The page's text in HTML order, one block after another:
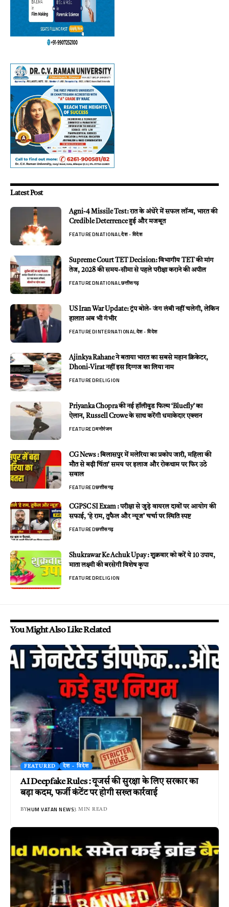
Latest Post
Agni-4 Missile Test: रात के अंधेरे में सफल लॉन्च, भारत की
Credible Deterrence हुई और मजबूत
FEATUREDNATIONALदेश - विदेश
Supreme Court TET Decision: विभागीय TET की मांग
तेज, 2028 की समय-सीमा से पहले परीक्षा कराने की अपील
FEATUREDNATIONALछत्तीसगढ़
US Iran War Update: ट्रंप बोले- जंग लंबी नहीं चलेगी, लेकिन
हालात अब भी गंभीर
FEATUREDINTERNATIONALदेश - विदेश
Ajinkya Rahane ने बताया भारत का सबसे महान क्रिकेटर,
Dhoni-Virat नहीं इस दिग्गज का लिया नाम
FEATUREDRELIGION
Priyanka Chopra की नई हॉलीवुड फिल्म ‘Bluefly’ का
ऐलान, Russell Crowe के साथ करेंगी धमाकेदार एक्शन
FEATUREDमनोरंजन
CG News : बिलासपुर में मलेरिया का प्रकोप जारी, महिला की
मौत से बढ़ी चिंता’ समय पर इलाज और रोकथाम पर फिर उठे
सवाल
FEATUREDछत्तीसगढ़
CGPSC SI Exam : परीक्षा से जुड़े वायरल दावों पर आयोग की
सफाई, ‘हे राम, तुफैल और न्यूज’ चर्चा पर स्थिति स्पष्ट
FEATUREDछत्तीसगढ़
Shukrawar Ke Achuk Upay : शुक्रवार को करें ये 10 उपाय,
माता लक्ष्मी की बरसेगी विशेष कृपा
FEATUREDRELIGION
You Might Also Like Related
FEATURED देश - विदेश
AI Deepfake Rules : यूजर्स की सुरक्षा के लिए सरकार का
बड़ा कदम, फर्जी कंटेंट पर होगी सख्त कार्रवाई
BYHUM VATAN NEWS3 MIN READ